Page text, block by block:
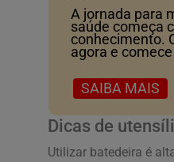
A jornada para
saúde começa
conhecimento.
agora e
SAIBA MAIS
Dicas de
Utilizar batedeira é